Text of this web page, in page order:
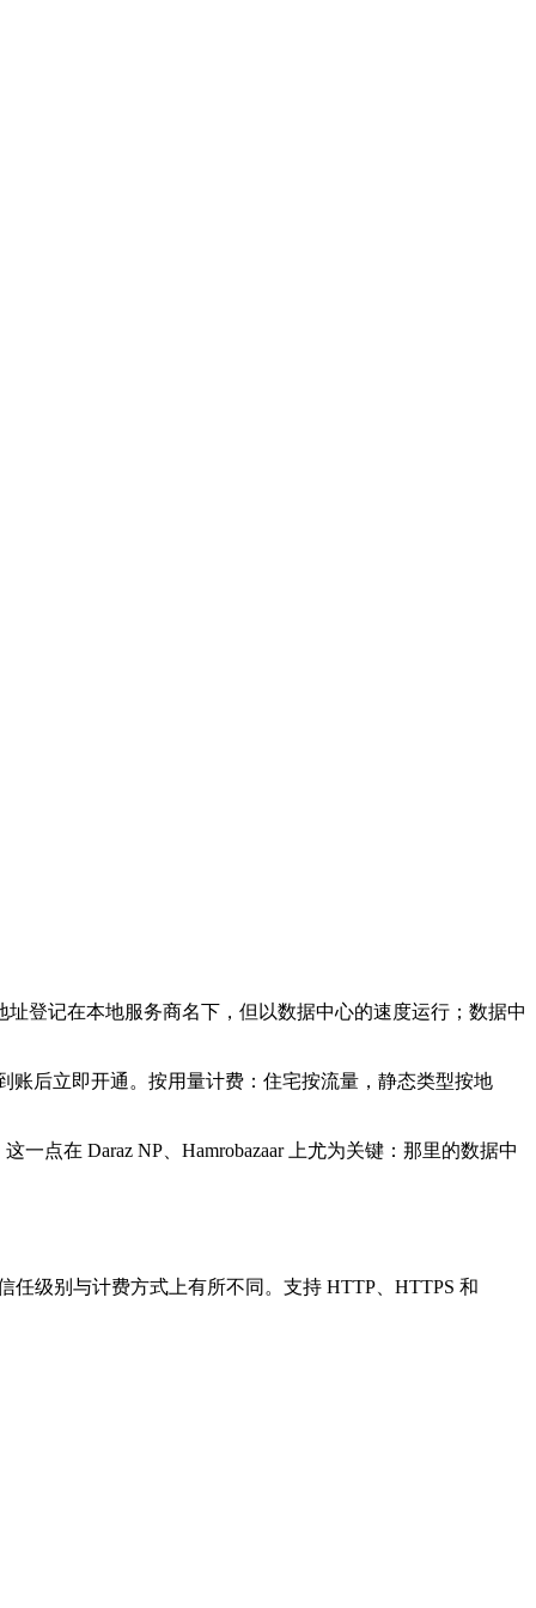
登记在本地服务商名下，但以数据中心的速度运行；数据中
账后立即开通。按用量计费：住宅按流量，静态类型按地
点在 Daraz NP、Hamrobazaar 上尤为关键：那里的数据中
级别与计费方式上有所不同。支持 HTTP、HTTPS 和